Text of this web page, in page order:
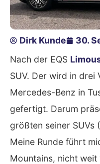
Dirk Kunde
30.
Nach der EQS
SUV. Der wird in drei
Mercedes-Benz in
gefertigt. Darum
größten seiner SUVs
Meine Runde führt
Mountains, nicht weit